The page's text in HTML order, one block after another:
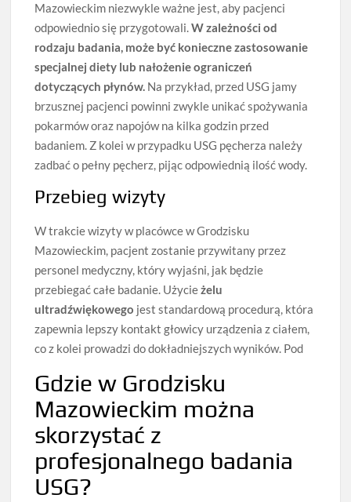
Mazowieckim niezwykle ważne jest, aby pacjenci
odpowiednio się przygotowali.W zależności od
rodzaju badania, może być konieczne zastosowanie
specjalnej diety lub nałożenie ograniczeń
dotyczących płynów. Na przykład, przed USG jamy
brzusznej pacjenci powinni zwykle unikać spożywania
pokarmów oraz napojów na kilka godzin przed
badaniem. Z kolei w przypadku USG pęcherza należy
zadbać o pełny pęcherz, pijąc odpowiednią ilość wody.
Przebieg wizyty
W trakcie wizyty w placówce w Grodzisku
Mazowieckim, pacjent zostanie przywitany przez
personel medyczny, który wyjaśni, jak będzie
przebiegać całe badanie. Użycieżelu
ultradźwiękowego jest standardową procedurą, która
zapewnia lepszy kontakt głowicy urządzenia z ciałem,
co z kolei prowadzi do dokładniejszych wyników. Pod
Gdzie w Grodzisku
Mazowieckim można
skorzystać z
profesjonalnego badania
USG?